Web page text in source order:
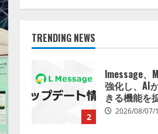
TRENDING NEWS
1
2
lmessage、
強化し、AI
きる機能を
2026/08/07/